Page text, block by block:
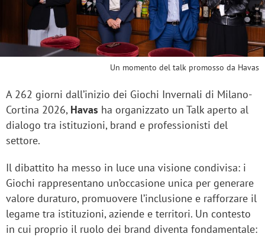
Un momento del talk promosso da Havas
A 262 giorni dall’inizio dei Giochi Invernali di Milano-
Cortina 2026, Havas ha organizzato un Talk aperto al
dialogo tra istituzioni, brand e professionisti del
settore.
Il dibattito ha messo in luce una visione condivisa: i
Giochi rappresentano un’occasione unica per generare
valore duraturo, promuovere l’inclusione e rafforzare il
legame tra istituzioni, aziende e territori. Un contesto
in cui proprio il ruolo dei brand diventa fondamentale: